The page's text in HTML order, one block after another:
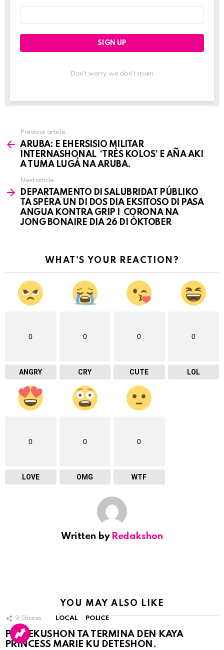
Don't worry, we don't spam
more
Previous article
ARUBA: E EHERSISIO MILITAR
INTERNASHONAL ‘TRÈS KOLOS’ E AÑA AKI
A TUMA LUGÁ NA ARUBA.
Next article
DEPARTAMENTO DI SALUBRIDAT PÚBLIKO
TA SPERA UN DI DOS DIA EKSITOSO DI PASA
ANGUA KONTRA GRIP I CORONA NA
JONG BONAIRE DIA 26 DI ÒKTOBER
WHAT'S YOUR REACTION?
0
ANGRY
0
CRY
0
CUTE
0
LOL
0
LOVE
0
OMG
0
WTF
Written by Redakshon
YOU MAY ALSO LIKE
9 Shares LOCAL POLICE
PERSEKUSHON TA TERMINA DEN KAYA
PRINCESS MARIE KU DETESHON.